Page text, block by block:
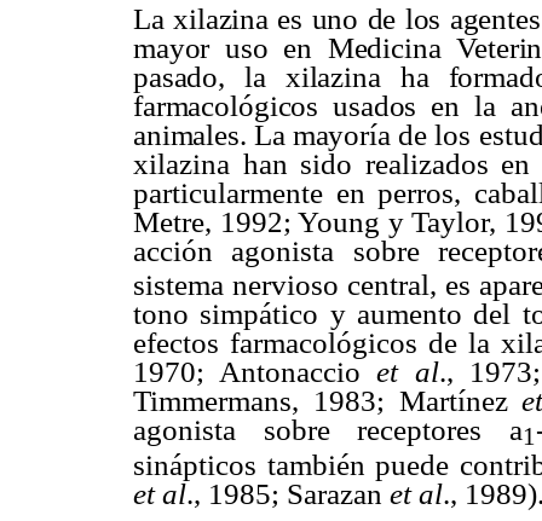
La xilazina es uno de los
mayor uso en Medicina
pasado, la xilazina ha
farmacológicos usados en la
animales. La mayoría de los
xilazina han sido realizados en
particularmente en perros,
Metre, 1992; Young y Taylor,
acción agonista sobre
sistema nervioso central, es
tono simpático y aumento del
efectos farmacológicos de la
1970; Antonaccioet al.,
Timmermans, 1983; Martínez
agonista sobre receptores a1
sinápticos también puede
et al., 1985; Sarazan et al.,